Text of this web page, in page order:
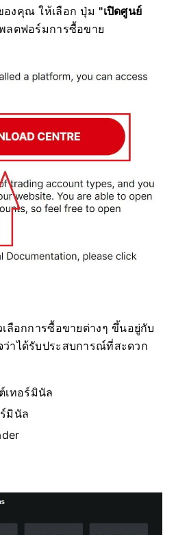
องคุณ ให้เลือก ปุ่ม "เปิดศูนย์
พลตฟอร์มการซื้อขาย
ลือกการซื้อขายต่างๆ ขึ้นอยู่กับ
าได้รับประสบการณ์ที่สะดวก
เทอร์มินัล
มินัล